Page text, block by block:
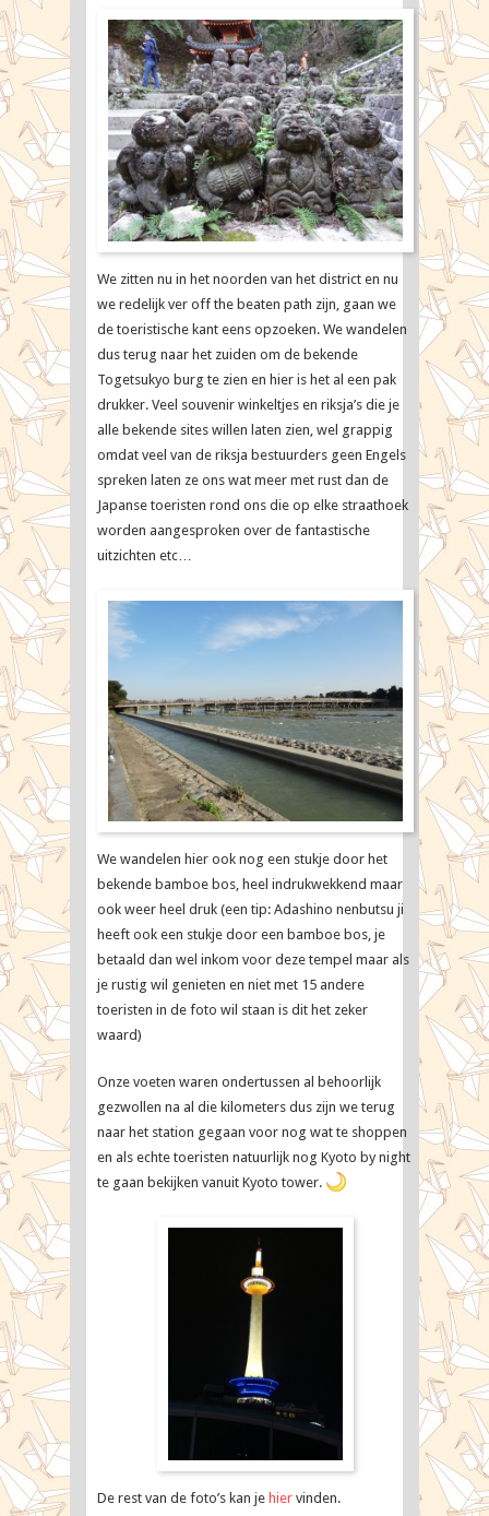
We zitten nu in het noorden van het district en nu
we redelijk ver off the beaten path zijn, gaan we
de toeristische kant eens opzoeken. We wandelen
dus terug naar het zuiden om de bekende
Togetsukyo burg te zien en hier is het al een pak
drukker. Veel souvenir winkeltjes en riksja’s die je
alle bekende sites willen laten zien, wel grappig
omdat veel van de riksja bestuurders geen Engels
spreken laten ze ons wat meer met rust dan de
Japanse toeristen rond ons die op elke straathoek
worden aangesproken over de fantastische
uitzichten etc…
We wandelen hier ook nog een stukje door het
bekende bamboe bos, heel indrukwekkend maar
ook weer heel druk (een tip: Adashino nenbutsu ji
heeft ook een stukje door een bamboe bos, je
betaald dan wel inkom voor deze tempel maar als
je rustig wil genieten en niet met 15 andere
toeristen in de foto wil staan is dit het zeker
waard)
Onze voeten waren ondertussen al behoorlijk
gezwollen na al die kilometers dus zijn we terug
naar het station gegaan voor nog wat te shoppen
en als echte toeristen natuurlijk nog Kyoto by night
te gaan bekijken vanuit Kyoto tower.
De rest van de foto’s kan je hier vinden.